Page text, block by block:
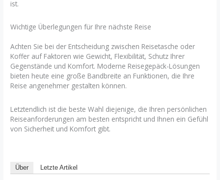
ist.
Wichtige Überlegungen für Ihre nächste Reise
Achten Sie bei der Entscheidung zwischen Reisetasche oder
Koffer auf Faktoren wie Gewicht, Flexibilität, Schutz Ihrer
Gegenstände und Komfort. Moderne Reisegepäck-Lösungen
bieten heute eine große Bandbreite an Funktionen, die Ihre
Reise angenehmer gestalten können.
Letztendlich ist die beste Wahl diejenige, die Ihren persönlichen
Reiseanforderungen am besten entspricht und Ihnen ein Gefühl
von Sicherheit und Komfort gibt.
Über Letzte Artikel